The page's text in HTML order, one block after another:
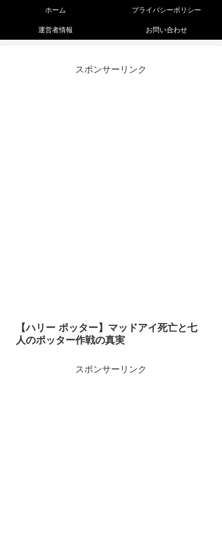
ホーム プライバシーポリシー
運営者情報 お問い合わせ
スポンサーリンク
【ハリー ポッター】マッドアイ死亡と七
人のポッター作戦の真実
スポンサーリンク